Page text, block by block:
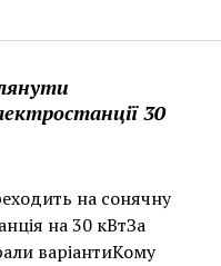
30
на сонячну
на 30 кВтЗа
варіантиКому